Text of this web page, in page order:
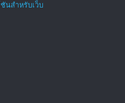
ชันสำหรับเว็บ